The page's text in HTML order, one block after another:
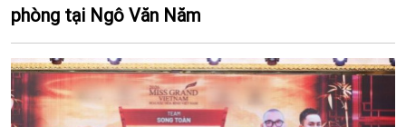
phòng tại Ngô Văn Năm